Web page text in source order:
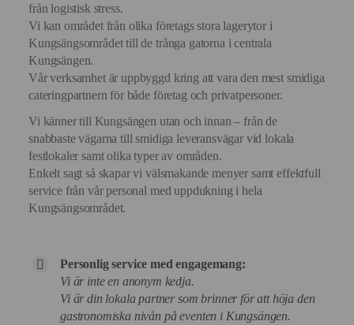
från logistisk stress.
Vi kan området från olika företags stora lagerytor i
Kungsängsområdet till de trånga gatorna i centrala
Kungsängen.
Vår verksamhet är uppbyggd kring att vara den mest smidiga
cateringpartnern för både företag och privatpersoner.
Vi känner till Kungsängen utan och innan – från de
snabbaste vägarna till smidiga leveransvägar vid lokala
festlokaler samt olika typer av områden.
Enkelt sagt så skapar vi välsmakande menyer samt effektfull
service från vår personal med uppdukning i hela
Kungsängsområdet.
Personlig service med engagemang:
Vi är inte en anonym kedja.
Vi är din lokala partner som brinner för att höja den
gastronomiska nivån på eventen i Kungsängen.